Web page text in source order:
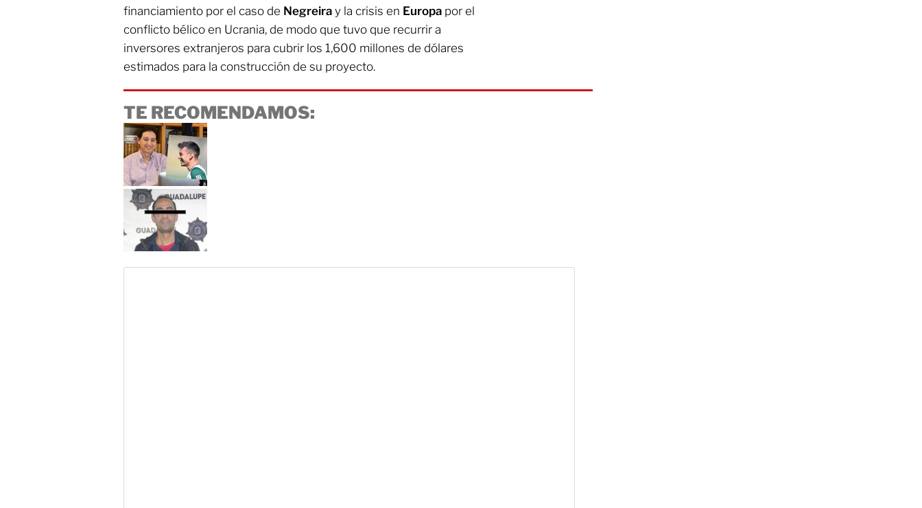
financiamiento por el caso de Negreira y la crisis en Europa por el
conflicto bélico en Ucrania, de modo que tuvo que recurrir a
inversores extranjeros para cubrir los 1,600 millones de dólares
estimados para la construcción de su proyecto.
TE RECOMENDAMOS: